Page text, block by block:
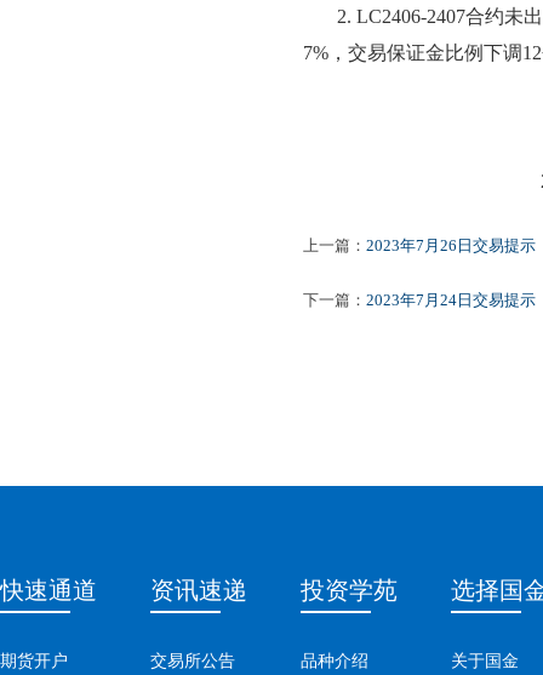
2. LC2406-2407合约未
7%，交易保证金比例下调12
2023
上一篇： 2023年7月26日交易提示
下一篇： 2023年7月24日交易提示
快速通道
期货开户
资讯速递
交易所公告
投资学苑
品种介绍
选择国
关于国金